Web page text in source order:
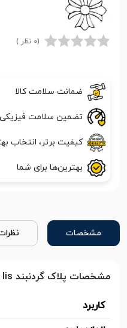
(0 نظر )
ضمانت سلامت کالا
تضمین سلامت فیزیکی
کیفیت برتر، انتخاب
بهترین‌ها برای شما
مشخصات
مشخصات پلاک گردنبند fleur de lis کد۳۰۶۴
کاربرد